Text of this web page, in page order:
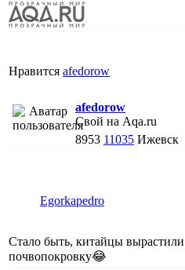
Нравится afedorow
afedorow
Свой на Aqa.ru
8953 11035 Ижевск
Egorkapedro
Стало быть, китайцы вырастили
почвопокровку😂